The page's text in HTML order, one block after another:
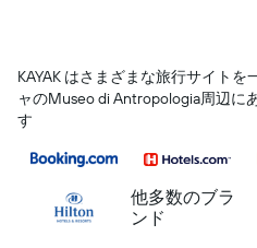
KAYAK はさまざまな旅行サイト
ャ​のMuseo di Antropologia​周辺に
す
他多数のブラ
ンド